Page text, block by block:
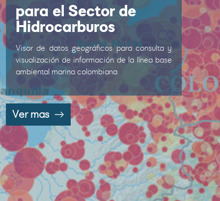
para el Sector de
Hidrocarburos
Visor de datos geográficos para consulta y
visualización de información de la línea base
ambiental marina colombiana
Ver mas